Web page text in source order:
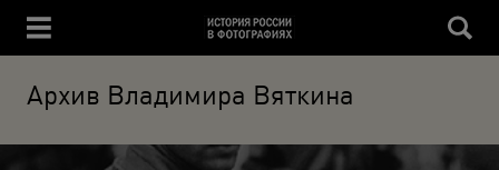
Архив Владимира Вяткина